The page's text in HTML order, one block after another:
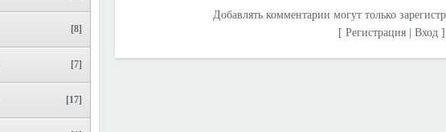
[8]
[7]
[17]
Добавлять комментарии могут только
[ Регистрация| Вход]